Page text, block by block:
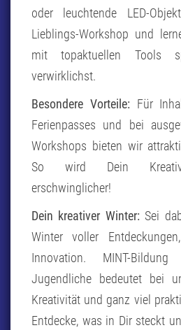
oder leuchtende LED-
Lieblings-Workshop und
mit topaktuellen Tools
verwirklichst.
Besondere Vorteile: Für
Ferienpasses und bei
Workshops bieten wir
So wird Dein Kreativ-
erschwinglicher!
Dein kreativer Winter: Sei
Winter voller
Innovation. MINT-
Jugendliche bedeutet bei
Kreativität und ganz viel
Entdecke, was in Dir steckt